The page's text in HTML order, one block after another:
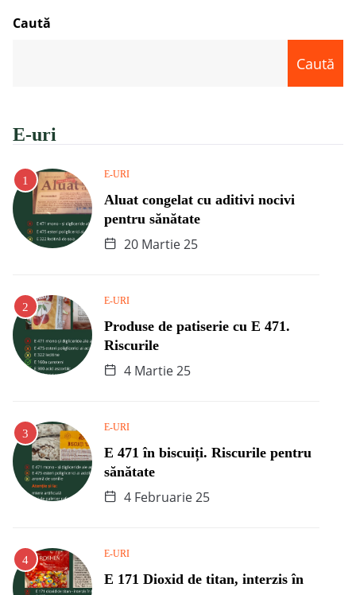
Caută
Caută
E-uri
E-URI
Aluat congelat cu aditivi nocivi
pentru sănătate
20 Martie 25
E-URI
Produse de patiserie cu E 471.
Riscurile
4 Martie 25
E-URI
E 471 în biscuiți. Riscurile pentru
sănătate
4 Februarie 25
E-URI
E 171 Dioxid de titan, interzis în